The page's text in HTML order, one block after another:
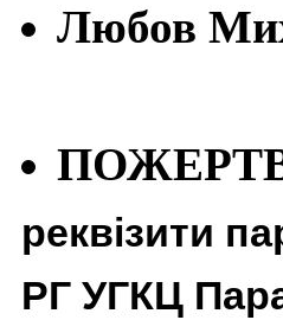
Любов
реквізити
РГ УГКЦ